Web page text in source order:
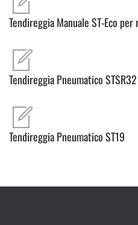
Tendireggia Manuale ST-Eco
Tendireggia Pneumatico STSR32
Tendireggia Pneumatico ST19